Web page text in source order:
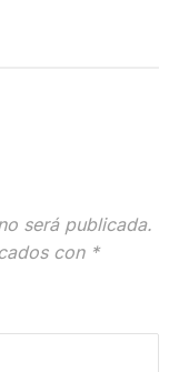
será publicada.
con *